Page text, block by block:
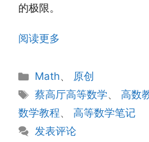
的极限。
阅读更多
分
类
Math、 原创
标
签
蔡高厅高等数学、高数
数学教程、 高等数学笔记
发表评论